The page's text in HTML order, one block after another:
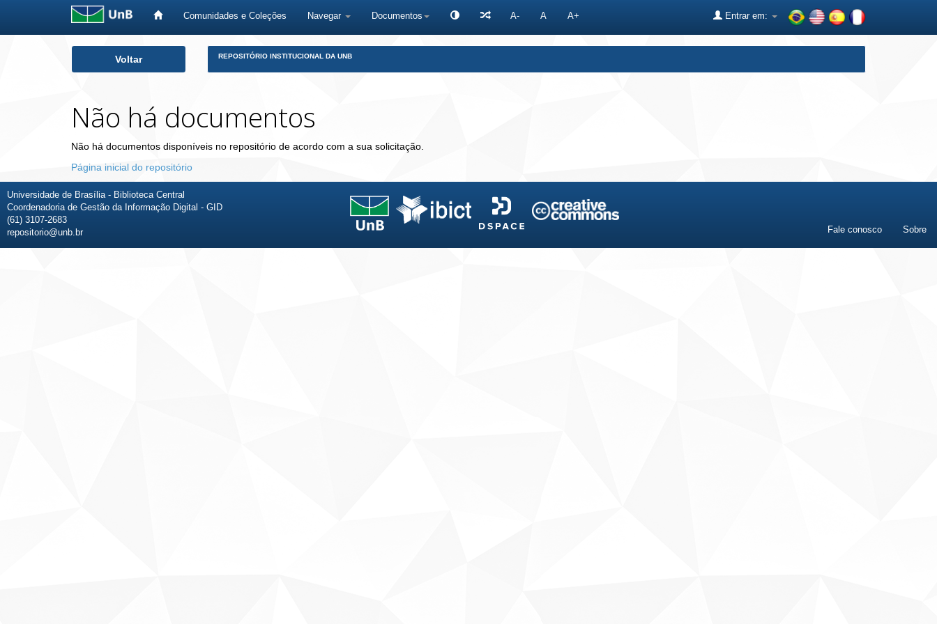
Comunidades e Coleções Navegar Documentos A- A A+ Entrar em:
Voltar REPOSITÓRIO INSTITUCIONAL DA UNB
Não há documentos
Não há documentos disponíveis no repositório de acordo com a sua solicitação.
Página inicial do repositório
Universidade de Brasília - Biblioteca Central
Coordenadoria de Gestão da Informação Digital - GID
(61) 3107-2683
repositorio@unb.br
Fale conosco Sobre